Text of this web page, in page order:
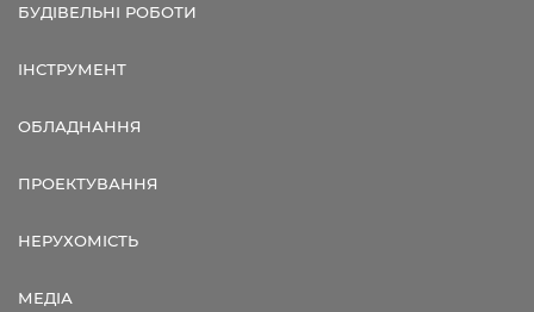
БУДІВЕЛЬНІ РОБОТИ
ІНСТРУМЕНТ
ОБЛАДНАННЯ
ПРОЕКТУВАННЯ
НЕРУХОМІСТЬ
МЕДІА